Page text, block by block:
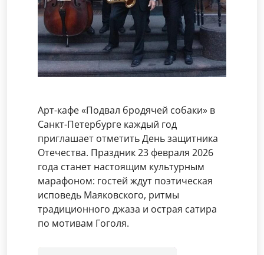
Арт-кафе «Подвал бродячей собаки» в
Санкт-Петербурге каждый год
приглашает отметить День защитника
Отечества. Праздник 23 февраля 2026
года станет настоящим культурным
марафоном: гостей ждут поэтическая
исповедь Маяковского, ритмы
традиционного джаза и острая сатира
по мотивам Гоголя.